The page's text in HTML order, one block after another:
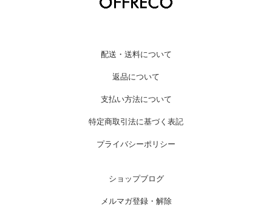
配送・送料について
返品について
支払い方法について
特定商取引法に基づく表記
プライバシーポリシー
ショップブログ
メルマガ登録・解除